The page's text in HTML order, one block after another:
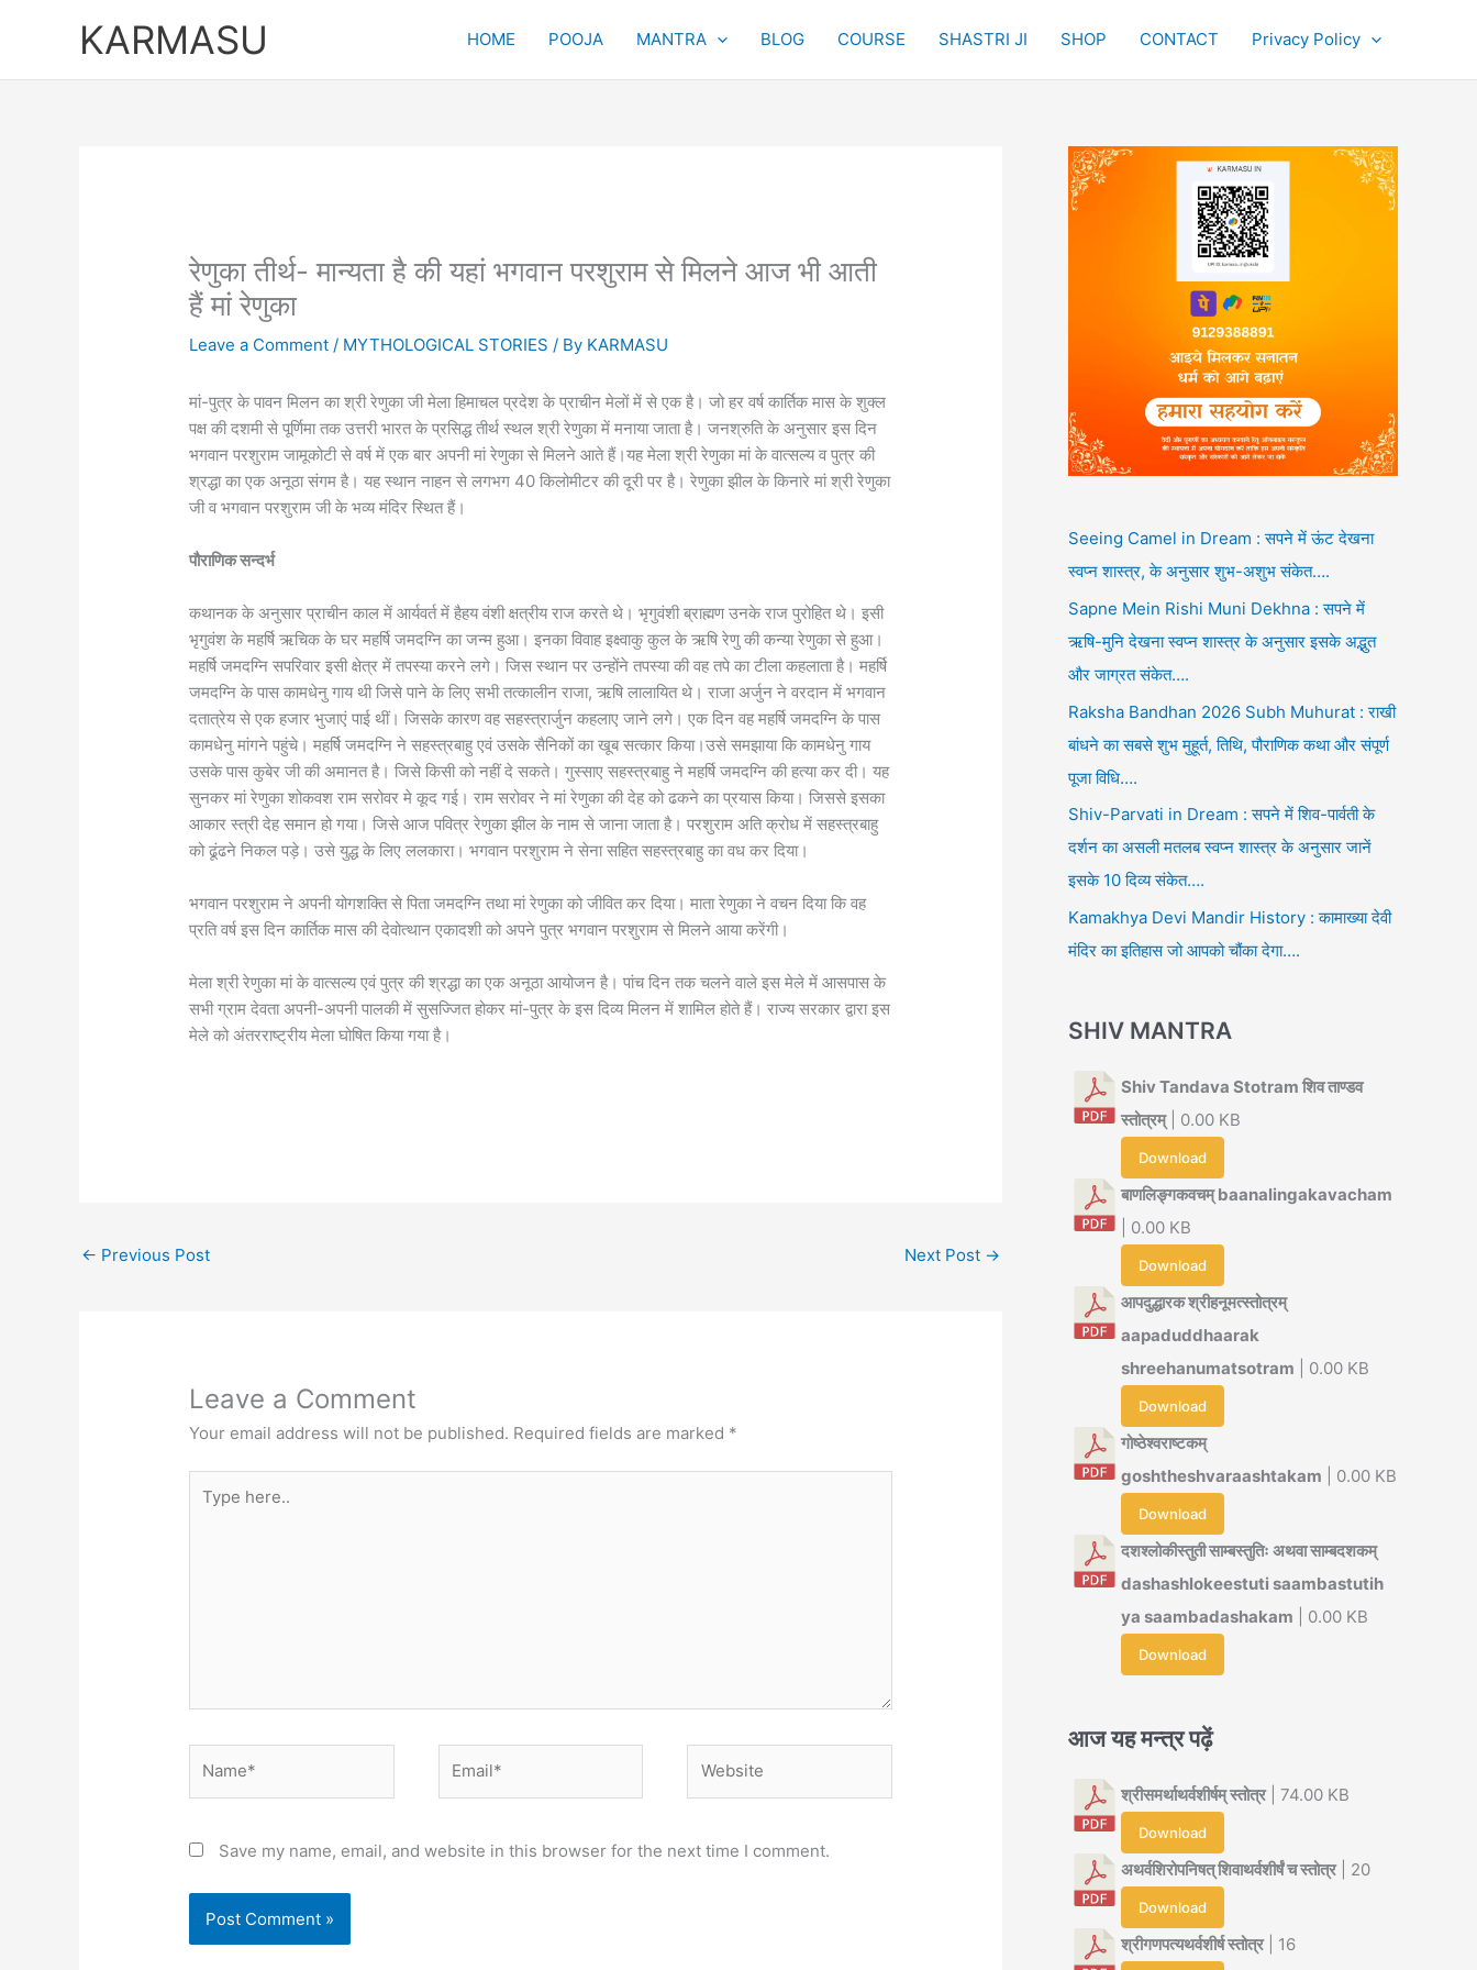
KARMASU HOME POOJA MANTRA BLOG COURSE SHASTRI JI SHOP CONTACT Privacy Policy
रेणुका तीर्थ- मान्यता है की यहां भगवान परशुराम से मिलने आज भी आती
हैं मां रेणुका
Leave a Comment / MYTHOLOGICAL STORIES / By KARMASU
मां-पुत्र के पावन मिलन का श्री रेणुका जी मेला हिमाचल प्रदेश के प्राचीन मेलों में से एक है। जो हर वर्ष कार्तिक मास के शुक्ल
पक्ष की दशमी से पूर्णिमा तक उत्तरी भारत के प्रसिद्ध तीर्थ स्थल श्री रेणुका में मनाया जाता है। जनश्रुति के अनुसार इस दिन
भगवान परशुराम जामूकोटी से वर्ष में एक बार अपनी मां रेणुका से मिलने आते हैं।यह मेला श्री रेणुका मां के वात्सल्य व पुत्र की
श्रद्धा का एक अनूठा संगम है। यह स्थान नाहन से लगभग 40 किलोमीटर की दूरी पर है। रेणुका झील के किनारे मां श्री रेणुका
जी व भगवान परशुराम जी के भव्य मंदिर स्थित हैं।
पौराणिक सन्दर्भ
कथानक के अनुसार प्राचीन काल में आर्यवर्त में हैहय वंशी क्षत्रीय राज करते थे। भृगुवंशी ब्राह्मण उनके राज पुरोहित थे। इसी
भृगुवंश के महर्षि ऋचिक के घर महर्षि जमदग्नि का जन्म हुआ। इनका विवाह इक्ष्वाकु कुल के ऋषि रेणु की कन्या रेणुका से हुआ।
महर्षि जमदग्नि सपरिवार इसी क्षेत्र में तपस्या करने लगे। जिस स्थान पर उन्होंने तपस्या की वह तपे का टीला कहलाता है। महर्षि
जमदग्नि के पास कामधेनु गाय थी जिसे पाने के लिए सभी तत्कालीन राजा, ऋषि लालायित थे। राजा अर्जुन ने वरदान में भगवान
दतात्रेय से एक हजार भुजाएं पाई थीं। जिसके कारण वह सहस्त्रार्जुन कहलाए जाने लगे। एक दिन वह महर्षि जमदग्नि के पास
कामधेनु मांगने पहुंचे। महर्षि जमदग्नि ने सहस्त्रबाहु एवं उसके सैनिकों का खूब सत्कार किया।उसे समझाया कि कामधेनु गाय
उसके पास कुबेर जी की अमानत है। जिसे किसी को नहीं दे सकते। गुस्साए सहस्त्रबाहु ने महर्षि जमदग्नि की हत्या कर दी। यह
सुनकर मां रेणुका शोकवश राम सरोवर मे कूद गई। राम सरोवर ने मां रेणुका की देह को ढकने का प्रयास किया। जिससे इसका
आकार स्त्री देह समान हो गया। जिसे आज पवित्र रेणुका झील के नाम से जाना जाता है। परशुराम अति क्रोध में सहस्त्रबाहु
को ढूंढने निकल पड़े। उसे युद्ध के लिए ललकारा। भगवान परशुराम ने सेना सहित सहस्त्रबाहु का वध कर दिया।
भगवान परशुराम ने अपनी योगशक्ति से पिता जमदग्नि तथा मां रेणुका को जीवित कर दिया। माता रेणुका ने वचन दिया कि वह
प्रति वर्ष इस दिन कार्तिक मास की देवोत्थान एकादशी को अपने पुत्र भगवान परशुराम से मिलने आया करेंगी।
मेला श्री रेणुका मां के वात्सल्य एवं पुत्र की श्रद्धा का एक अनूठा आयोजन है। पांच दिन तक चलने वाले इस मेले में आसपास के
सभी ग्राम देवता अपनी-अपनी पालकी में सुसज्जित होकर मां-पुत्र के इस दिव्य मिलन में शामिल होते हैं। राज्य सरकार द्वारा इस
मेले को अंतरराष्ट्रीय मेला घोषित किया गया है।
← Previous Post Next Post →
Leave a Comment
Your email address will not be published. Required fields are marked *
here..
Save my name, email, and website in this browser for the next time I comment.
Seeing Camel in Dream : सपने में ऊंट देखना
स्वप्न शास्त्र, के अनुसार शुभ-अशुभ संकेत….
Sapne Mein Rishi Muni Dekhna : सपने में
ऋषि-मुनि देखना स्वप्न शास्त्र के अनुसार इसके अद्भुत
और जाग्रत संकेत….
Raksha Bandhan 2026 Subh Muhurat : राखी
बांधने का सबसे शुभ मुहूर्त, तिथि, पौराणिक कथा और संपूर्ण
पूजा विधि….
Shiv-Parvati in Dream : सपने में शिव-पार्वती के
दर्शन का असली मतलब स्वप्न शास्त्र के अनुसार जानें
इसके 10 दिव्य संकेत….
Kamakhya Devi Mandir History : कामाख्या देवी
मंदिर का इतिहास जो आपको चौंका देगा….
SHIV MANTRA
Shiv Tandava Stotram शिव ताण्डव
स्तोत्रम्| 0.00 KB
Download
बाणलिङ्गकवचम् baanalingakavacham
| 0.00 KB
Download
आपदुद्धारक श्रीहनूमत्स्तोत्रम्
aapaduddhaarak
shreehanumatsotram | 0.00 KB
Download
गोष्ठेश्वराष्टकम्
goshtheshvaraashtakam | 0.00 KB
Download
दशश्लोकीस्तुती साम्बस्तुतिः अथवा साम्बदशकम्
dashashlokeestuti saambastutih
ya saambadashakam | 0.00 KB
Download
आज यह मन्त्र पढ़ें
श्रीसमर्थाथर्वशीर्षम् स्तोत्र| 74.00 KB
Download
अथर्वशिरोपनिषत् शिवाथर्वशीर्षं च स्तोत्र| 20
Download
श्रीगणपत्यथर्वशीर्ष स्तोत्र| 16